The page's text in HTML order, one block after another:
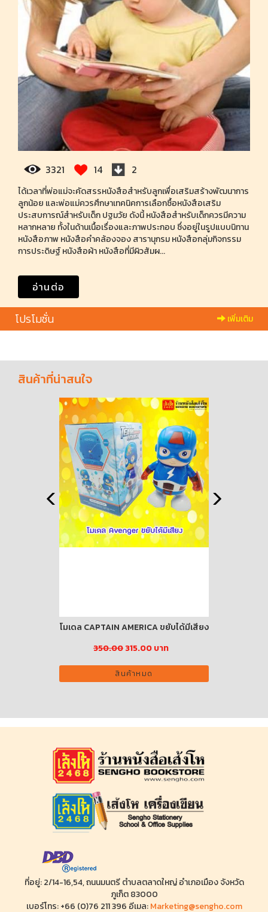
3321 14 2
ได้เวลาที่พ่อแม่จะคัดสรรหนังสือสำหรับลูกเพื่อเสริมสร้างพัฒนาการ
ลูกน้อย และพ่อแม่ควรศึกษาเทคนิคการเลือกซื้อหนังสือเสริม
ประสบการณ์สำหรับเด็ก ปฐมวัย ดังนี้ หนังสือสำหรับเด็กควรมีความ
หลากหลาย ทั้งในด้านเนื้อเรื่องและภาพประกอบ ซึ่งอยู่ในรูปแบบนิทาน
หนังสือภาพ หนังสือคำคล้องจอง สารานุกรม หนังสือกลุ่มกิจกรรม
การประดิษฐ์ หนังสือผ้า หนังสือที่มีผิวสัมผ...
อ่านต่อ
โปรโมชั่น เพิ่มเติม
สินค้าที่น่าสนใจ
กระดานนูน 1-20
235.00 บาท
เพิ่มลงตะกร้า
ที่อยู่: 2/14-16,54, ถนนมนตรี ตำบลตลาดใหญ่ อำเภอเมือง จังหวัด
ภูเก็ต 83000
เบอร์โทร: +66 (0)76 211 396 อีเมล:Marketing@sengho.com